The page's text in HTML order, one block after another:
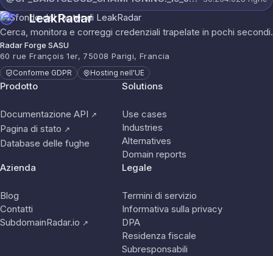
LeakRadar
Cerca, monitora e correggi credenziali trapelate in pochi secondi.
Radar Forge SASU
60 rue François 1er, 75008 Parigi, Francia
Conforme GDPR Hosting nell'UE
Prodotto
Documentazione API ↗
Pagina di stato ↗
Database delle fughe
Solutions
Use cases
Industries
Alternatives
Domain reports
Azienda
Blog
Contatti
SubdomainRadar.io ↗
Legale
Termini di servizio
Informativa sulla privacy
DPA
Residenza fiscale
Subresponsabili